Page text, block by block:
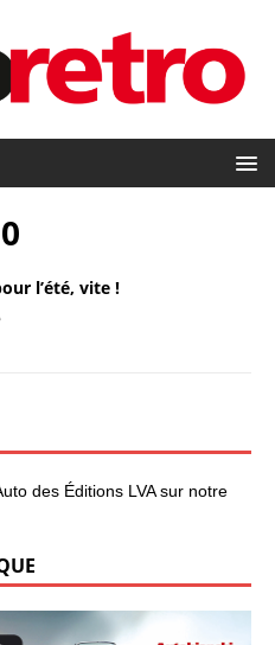
l’été, vite !
des Éditions LVA sur notre